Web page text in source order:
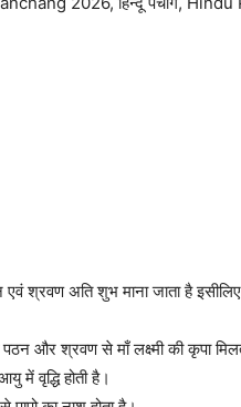
श्रवण अति शुभ माना जाता है
और श्रवण से माँ लक्ष्मी की कृपा
वृद्धि होती है।